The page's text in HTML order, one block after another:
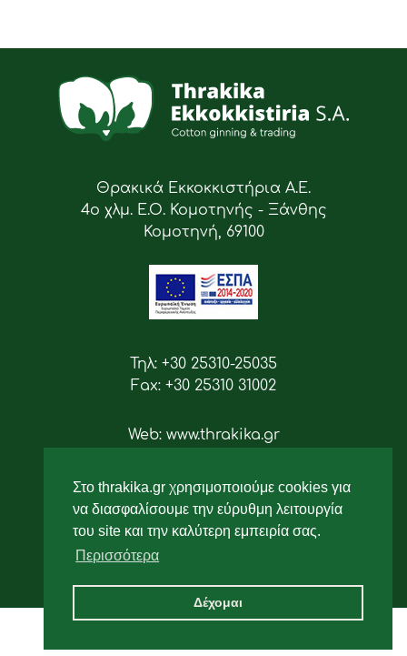
Στο thrakika.gr χρησιμοποιούμε cookies για
να διασφαλίσουμε την εύρυθμη λειτουργία
του site και την καλύτερη εμπειρία σας.
Περισσότερα
Δέχομαι
Θρακικά Εκκοκκιστήρια Α.Ε.
4ο χλμ. Ε.Ο. Κομοτηνής - Ξάνθης
Κομοτηνή, 69100
Τηλ: +30 25310-25035
Fax: +30 25310 31002
Web: www.thrakika.gr
Ακολουθήστε μας